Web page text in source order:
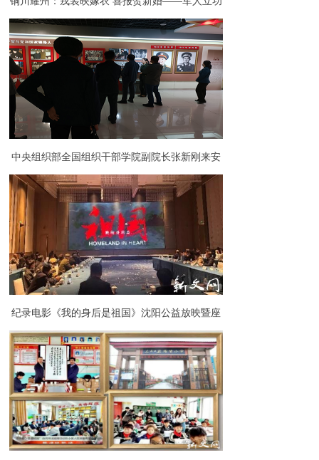
喜报与婚礼撞出“最美同框”
中央组织部全国组织干部学院副院长张新刚来安
徽金寨干部学院考察调研
纪录电影《我的身后是祖国》沈阳公益放映暨座
谈活动举行